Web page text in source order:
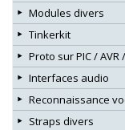
Modules divers
Tinkerkit
Proto sur PIC / AVR
Interfaces audio
Reconnaissance
Straps divers